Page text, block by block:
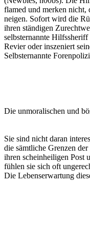
flamed und merken nicht,
neigen. Sofort wird die
ihren ständigen
selbsternannte
Revier oder inszeniert
Selbsternannte
Die unmoralischen und
Sie sind nicht daran
die sämtliche Grenzen
ihren scheinheiligen Post
fühlen sie sich oft
Die Lebenserwartung